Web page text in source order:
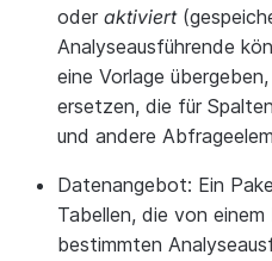
oder aktiviert
Analyseausführende
eine Vorlage
ersetzen, die für
und andere
Datenangebot: Ein
Tabellen, die von
bestimmten